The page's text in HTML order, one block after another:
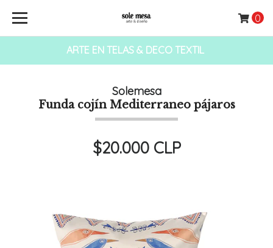
ARTE EN TELAS & DECO TEXTIL
0
Solemesa
Funda cojín Mediterraneo pájaros
$20.000 CLP